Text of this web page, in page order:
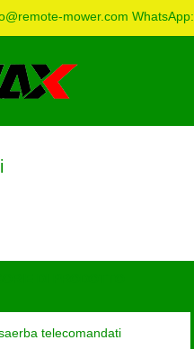
mower.com WhatsApp:
telecomandati